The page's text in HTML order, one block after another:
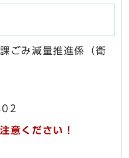
ごみ減量推進係（衛
意ください！